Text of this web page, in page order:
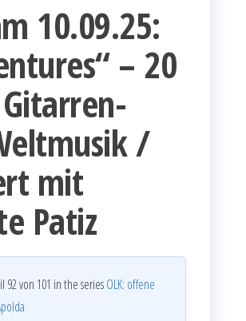
10.09.25:
– 20
/
mit
Patiz
92 von 101 in the seriesOLK: offene